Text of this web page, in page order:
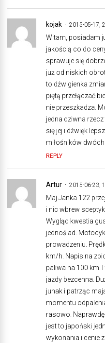
kojak 2015-05-17,
Witam, posiadam
jakością co do
sprawuje się
już od niskich
to dźwigienka
piętą przełączać
nie przeszkadza.
jedna dziwna
się jej i dźwięk
miłośników dwóch
REPLY
Artur 2015-06-23,
Maj Janka 122
i nic wbrew
Wygląd kwestia
jednoślad.
prowadzeniu.
km/h. Napis na
paliwa na 100 km.
jazdy bezcenna.
junak i patrząc
momentu
rasowo.
jest to japoński
wykonania i cenie